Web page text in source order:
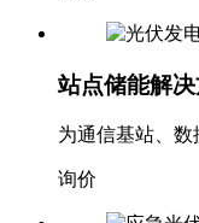
站点储能解
为通信基站、数
询价